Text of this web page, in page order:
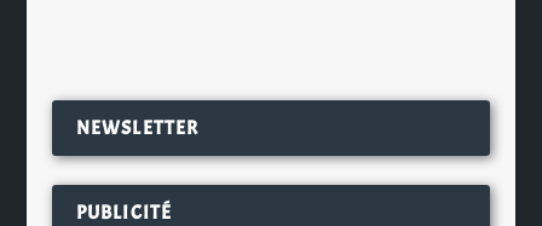
NEWSLETTER
PUBLICITÉ